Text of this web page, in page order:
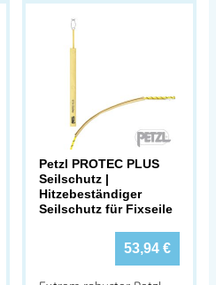
Petzl PROTEC PLUS
Seilschutz |
Hitzebeständiger
Seilschutz für Fixseile
53,94 €